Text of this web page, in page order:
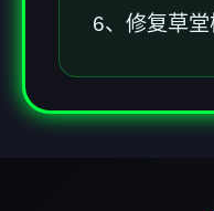
6、修复草